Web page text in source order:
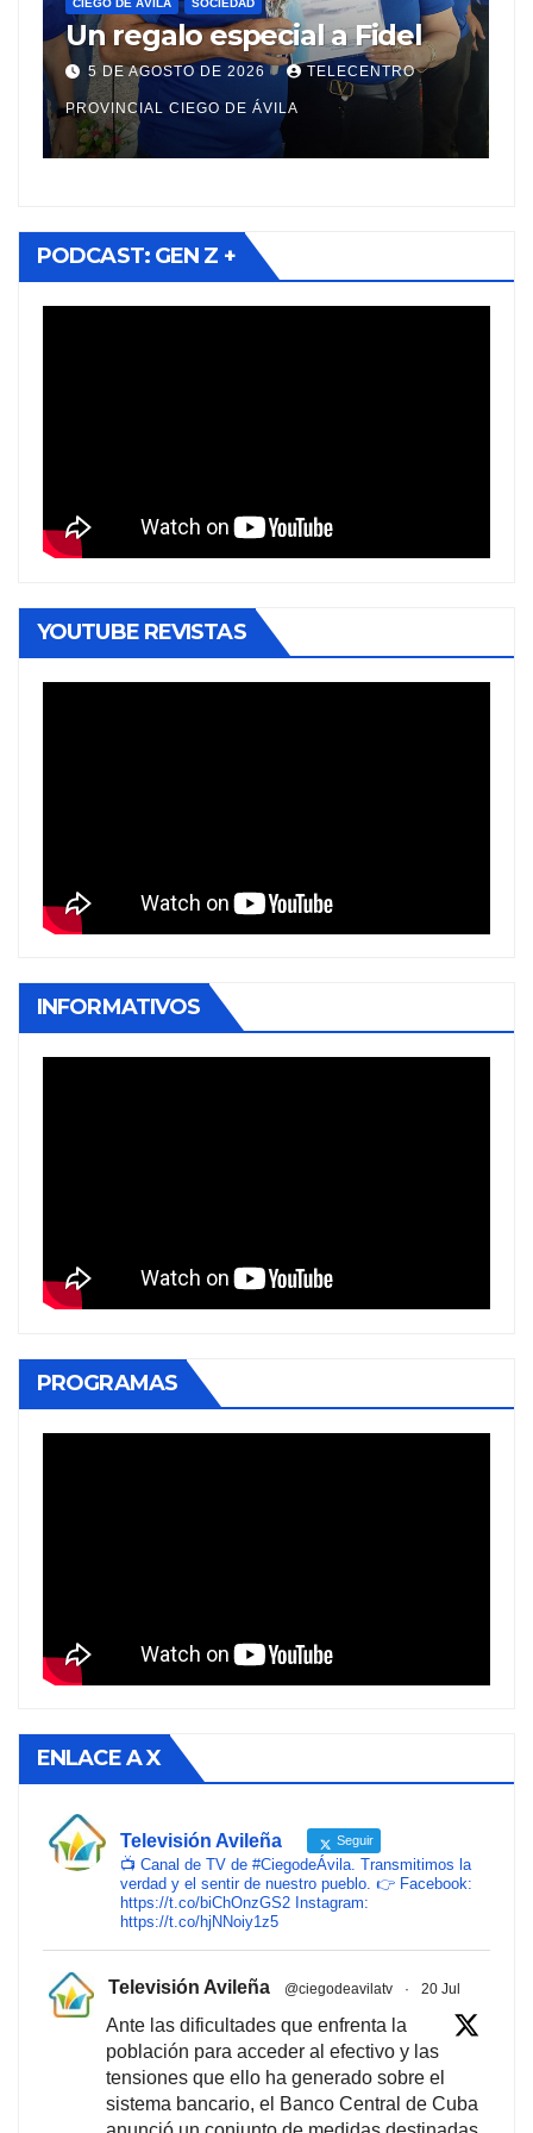
Estrategias de Desarrollo
Municipal en sus diez
territorios
5 DE AGOSTO DE 2026 TELECENTRO
PROVINCIAL CIEGO DE ÁVILA
PODCAST: GEN Z +
YOUTUBE REVISTAS
INFORMATIVOS
PROGRAMAS
ENLACE A X
Televisión Avileña Seguir
📺 Canal de TV de #CiegodeÁvila. Transmitimos la
verdad y el sentir de nuestro pueblo. 👉 Facebook:
https://t.co/biChOnzGS2 Instagram:
https://t.co/hjNNoiy1z5
Televisión Avileña @ciegodeavilatv · 20 Jul
Ante las dificultades que enfrenta la
población para acceder al efectivo y las
tensiones que ello ha generado sobre el
sistema bancario, el Banco Central de Cuba